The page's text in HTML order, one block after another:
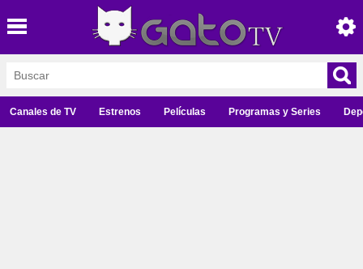
Canales de TV Estrenos Películas Programas y Series